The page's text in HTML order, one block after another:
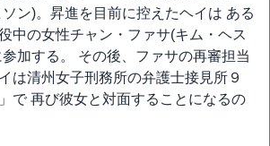
ン)。昇進を目前に控えたヘイは ある
中の女性チャン・ファサ(キム・ヘス
加する。 その後、ファサの再審担当
は清州女子刑務所の弁護士接見所９
で 再び彼女と対面することになるの